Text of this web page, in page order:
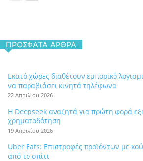
ΠΡΌΣΦΑΤΑ ΆΡΘΡΑ
Εκατό χώρες διαθέτουν εμπορικό
να παραβιάσει κινητά τηλέφωνα
22 Απριλίου 2026
Η Deepseek αναζητά για πρώτη φορά
χρηματοδότηση
19 Απριλίου 2026
Uber Eats: Επιστροφές προϊόντων με
από το σπίτι